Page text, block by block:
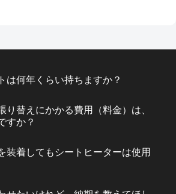
は何年くらい持ちますか？
り替えにかかる費用（料金）は、
すか？
装着してもシートヒーターは使用